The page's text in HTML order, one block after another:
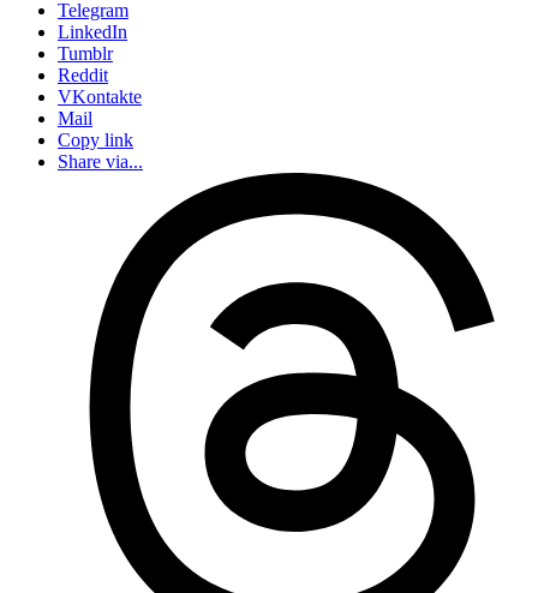
Telegram
LinkedIn
Tumblr
Reddit
VKontakte
Mail
Copy link
Share via...